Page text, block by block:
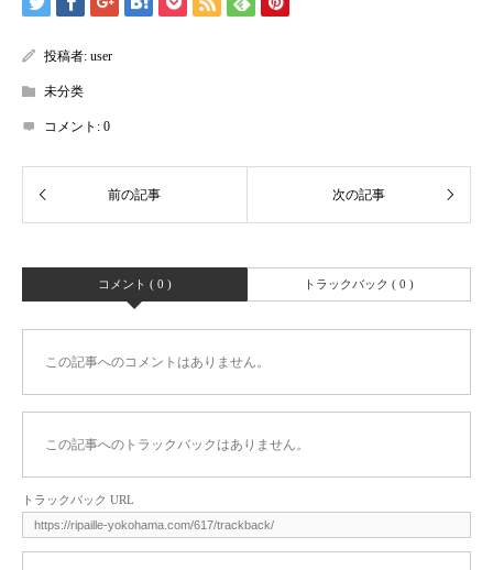
投稿者: user
未分类
コメント: 0
コメント ( 0 ) トラックバック ( 0 )
この記事へのコメントはありません。
この記事へのトラックバックはありません。
トラックバック URL